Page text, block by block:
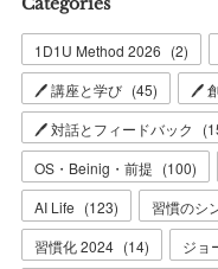
1D1U Method 2026 (2)
🖊 講座と学び (45) 🖊
🖊 対話とフィードバック
(
OS・Beinig・前提 (100)
AI Life (123) 習慣のシ
習慣化 2024 (14) ジョ